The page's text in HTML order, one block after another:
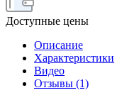
Доступные цены
Описание
Характеристики
Видео
Отзывы (1)